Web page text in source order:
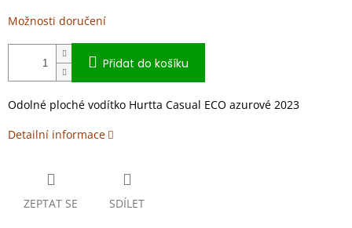
Možnosti doručení
Přidat do košíku
Odolné ploché vodítko Hurtta Casual ECO azurové 2023
Detailní informace
ZEPTAT SE SDÍLET